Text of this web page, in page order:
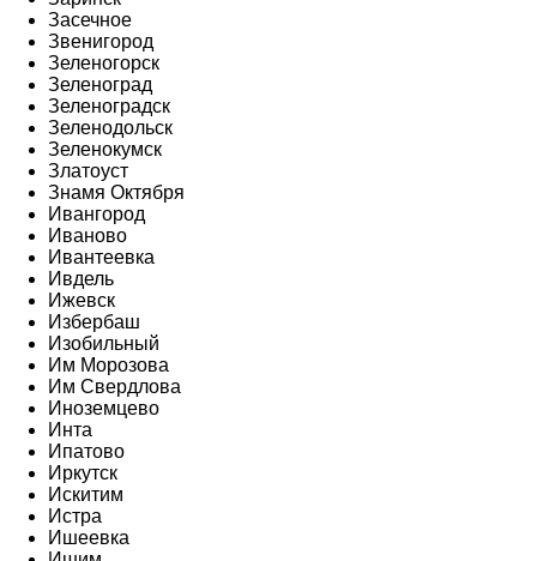
Засечное
Звенигород
Зеленогорск
Зеленоград
Зеленоградск
Зеленодольск
Зеленокумск
Златоуст
Знамя Октября
Ивангород
Иваново
Ивантеевка
Ивдель
Ижевск
Избербаш
Изобильный
Им Морозова
Им Свердлова
Иноземцево
Инта
Ипатово
Иркутск
Искитим
Истра
Ишеевка